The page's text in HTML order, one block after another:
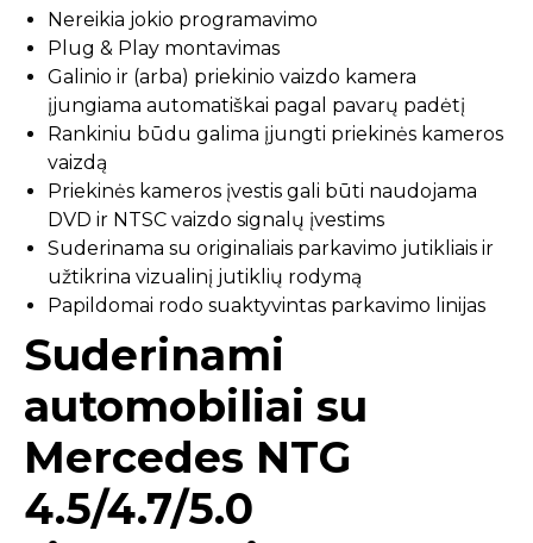
Nereikia jokio programavimo
Plug & Play montavimas
Galinio ir (arba) priekinio vaizdo kamera
įjungiama automatiškai pagal pavarų padėtį
Rankiniu būdu galima įjungti priekinės kameros
vaizdą
Priekinės kameros įvestis gali būti naudojama
DVD ir NTSC vaizdo signalų įvestims
Suderinama su originaliais parkavimo jutikliais ir
užtikrina vizualinį jutiklių rodymą
Papildomai rodo suaktyvintas parkavimo linijas
Suderinami
automobiliai su
Mercedes NTG
4.5/4.7/5.0